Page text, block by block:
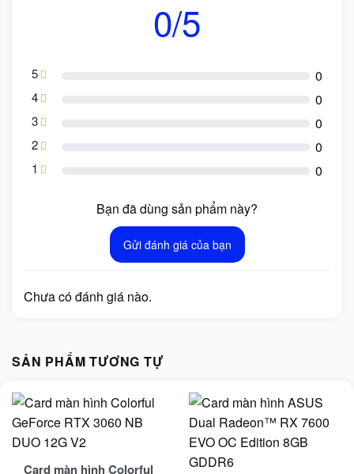
0/5
5 0
4 0
3 0
2 0
1 0
Bạn đã dùng sản phẩm này?
Gửi đánh giá của bạn
Chưa có đánh giá nào.
SẢN PHẨM TƯƠNG TỰ
Card màn hình Colorful